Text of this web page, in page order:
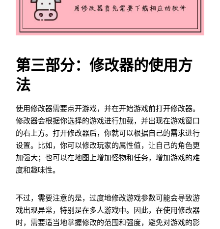
第三部分：修改器的使用方
法
使用修改器需要点开游戏，并在开始游戏前打开修改器。
修改器会根据你选择的游戏进行加载，并出现在游戏窗口
的右上方。打开修改器后，你就可以根据自己的需求进行
设置。比如，你可以修改玩家的属性值，让自己的角色更
加强大；也可以在地图上增加怪物和任务，增加游戏的难
度和趣味性。
不过，需要注意的是，过度地修改游戏参数可能会导致游
戏出现异常，特别是在多人游戏中。因此，在使用修改器
时，需要适当地掌握修改的范围和强度，避免对游戏的影